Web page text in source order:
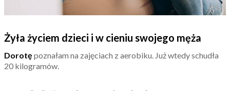
Żyła życiem dzieci i w cieniu swojego męża
Dorotę poznałam na zajęciach z aerobiku. Już wtedy schudła
20 kilogramów.